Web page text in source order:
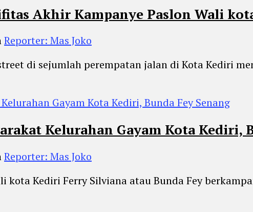
Akhir Kampanye Paslon Wali
Reporter: Mas Joko
di sejumlah perempatan jalan di Kota Kediri
Kelurahan Gayam Kota Kediri,
Reporter: Mas Joko
kota Kediri Ferry Silviana atau Bunda Fey